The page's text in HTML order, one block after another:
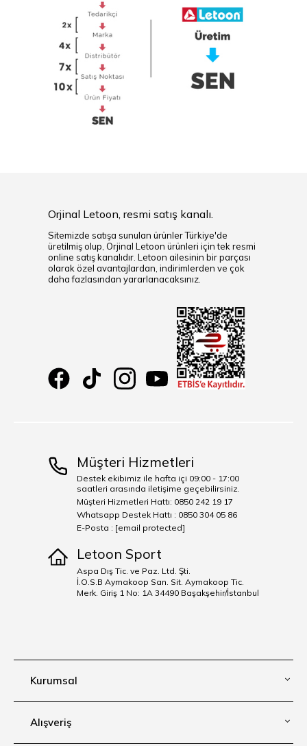
Orjinal Letoon, resmi satış kanalı.
Sitemizde satışa sunulan ürünler Türkiye'de
üretilmiş olup, Orjinal Letoon ürünleri için tek resmi
online satış kanalıdır. Letoon ailesinin bir parçası
olarak özel avantajlardan, indirimlerden ve çok
daha fazlasından yararlanacaksınız.
Kurumsal
Alışveriş
Müşteri Hizmetleri
Destek ekibimiz ile hafta içi 09:00 - 17:00
saatleri arasında iletişime geçebilirsiniz.
Müşteri Hizmetleri Hattı: 0850 242 19 17
Whatsapp Destek Hattı : 0850 304 05 86
E-Posta : [email protected]
Letoon Sport
Aspa Dış Tic. ve Paz. Ltd. Şti.
İ.O.S.B Aymakoop San. Sit. Aymakoop Tic.
Merk. Giriş 1 No: 1A 34490 Başakşehir/İstanbul